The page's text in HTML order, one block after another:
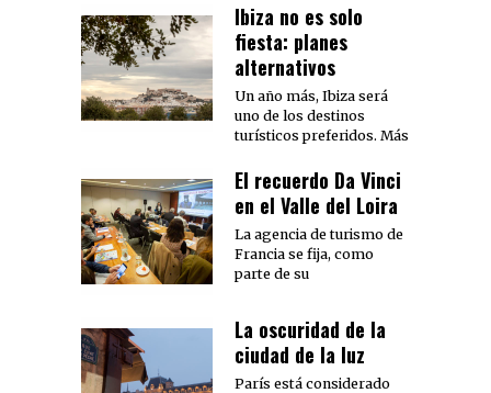
Ibiza no es solo
fiesta: planes
alternativos
Un año más, Ibiza será
uno de los destinos
turísticos preferidos. Más
El recuerdo Da Vinci
en el Valle del Loira
La agencia de turismo de
Francia se fija, como
parte de su
La oscuridad de la
ciudad de la luz
París está considerado